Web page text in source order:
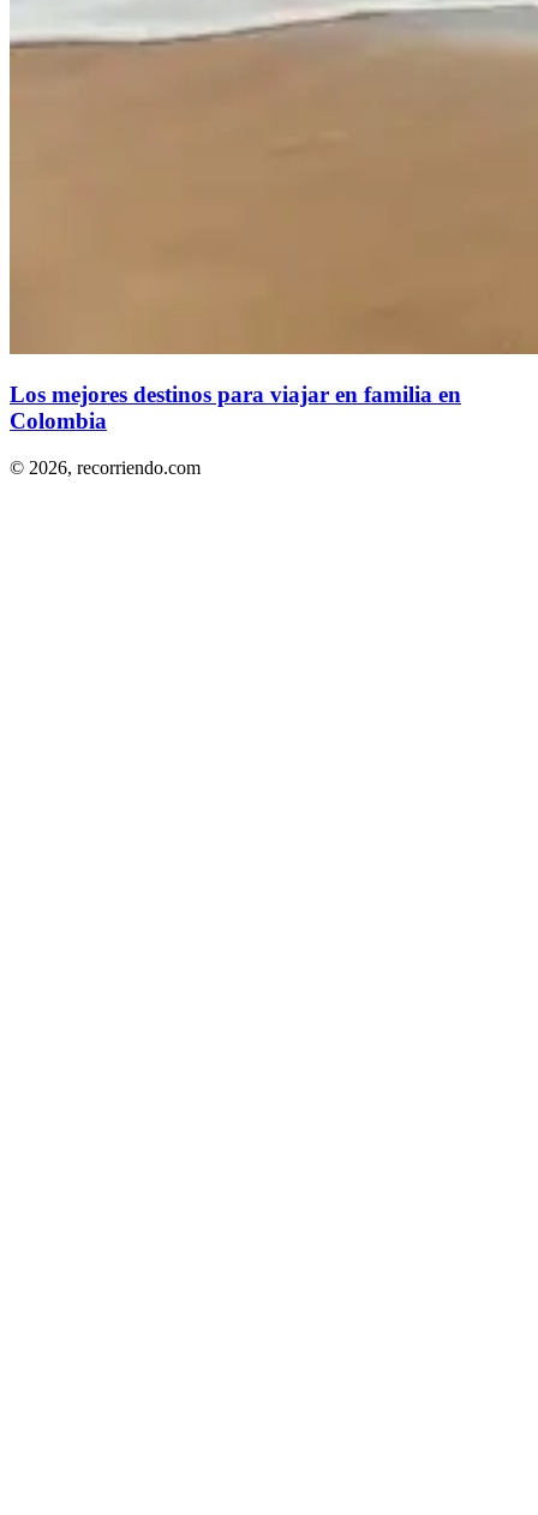
Los mejores destinos para viajar en familia en
Colombia
© 2026, recorriendo.com